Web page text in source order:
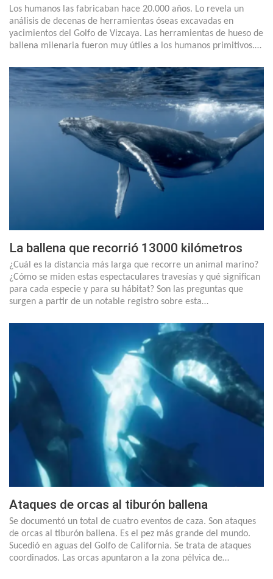
Los humanos las fabricaban hace 20.000 años. Lo revela un
análisis de decenas de herramientas óseas excavadas en
yacimientos del Golfo de Vizcaya. Las herramientas de hueso de
ballena milenaria fueron muy útiles a los humanos primitivos.…
La ballena que recorrió 13000 kilómetros
¿Cuál es la distancia más larga que recorre un animal marino?
¿Cómo se miden estas espectaculares travesías y qué significan
para cada especie y para su hábitat? Son las preguntas que
surgen a partir de un notable registro sobre esta…
Ataques de orcas al tiburón ballena
Se documentó un total de cuatro eventos de caza. Son ataques
de orcas al tiburón ballena. Es el pez más grande del mundo.
Sucedió en aguas del Golfo de California. Se trata de ataques
coordinados. Las orcas apuntaron a la zona pélvica de…